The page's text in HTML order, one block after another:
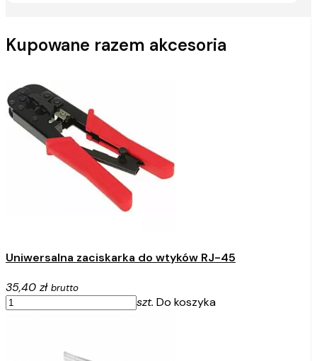
Kupowane razem akcesoria
Uniwersalna zaciskarka do wtyków RJ-45
35,40 zł brutto
szt. Do koszyka